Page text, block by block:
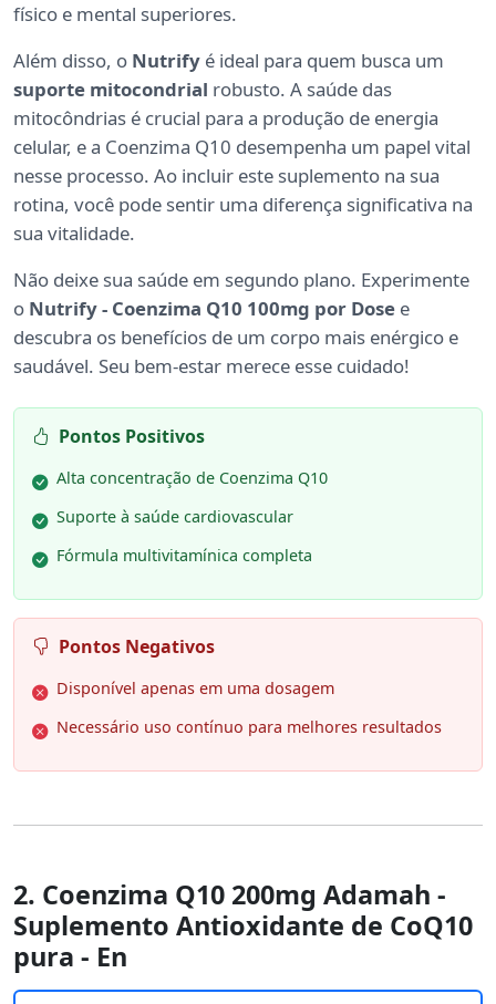
físico e mental superiores.
Além disso, o Nutrify é ideal para quem busca um
suporte mitocondrial robusto. A saúde das
mitocôndrias é crucial para a produção de energia
celular, e a Coenzima Q10 desempenha um papel vital
nesse processo. Ao incluir este suplemento na sua
rotina, você pode sentir uma diferença significativa na
sua vitalidade.
Não deixe sua saúde em segundo plano. Experimente
o Nutrify - Coenzima Q10 100mg por Dose e
descubra os benefícios de um corpo mais enérgico e
saudável. Seu bem-estar merece esse cuidado!
Pontos Positivos
Alta concentração de Coenzima Q10
Suporte à saúde cardiovascular
Fórmula multivitamínica completa
Pontos Negativos
Disponível apenas em uma dosagem
Necessário uso contínuo para melhores resultados
2. Coenzima Q10 200mg Adamah -
Suplemento Antioxidante de CoQ10
pura - En